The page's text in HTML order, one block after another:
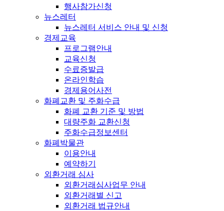
행사참가신청
뉴스레터
뉴스레터 서비스 안내 및 신청
경제교육
프로그램안내
교육신청
수료증발급
온라인학습
경제용어사전
화폐교환 및 주화수급
화폐 교환 기준 및 방법
대량주화 교환신청
주화수급정보센터
화폐박물관
이용안내
예약하기
외환거래 심사
외환거래심사업무 안내
외환거래별 신고
외환거래 법규안내